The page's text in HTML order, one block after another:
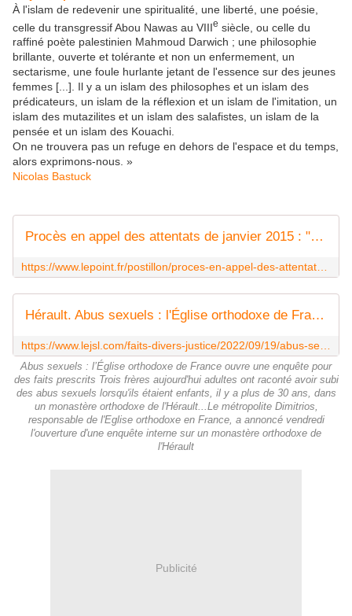
À l'islam de redevenir une spiritualité, une liberté, une poésie,
celle du transgressif Abou Nawas au VIIIe siècle, ou celle du
raffiné poète palestinien Mahmoud Darwich ; une philosophie
brillante, ouverte et tolérante et non un enfermement, un
sectarisme, une foule hurlante jetant de l'essence sur des jeunes
femmes [...]. Il y a un islam des philosophes et un islam des
prédicateurs, un islam de la réflexion et un islam de l'imitation, un
islam des mutazilites et un islam des salafistes, un islam de la
pensée et un islam des Kouachi.
On ne trouvera pas un refuge en dehors de l'espace et du temps,
alors exprimons-nous. »
Nicolas Bastuck
Procès en appel des attentats de janvier 2015 : " Mon accusé s'appelle Religion "
https://www.lepoint.fr/postillon/proces-en-appel-des-attentats-de-janvier-2015-mon-accuse-s-appelle-religion-17-10-2022-2494153_3961.php
Hérault. Abus sexuels : l'Église orthodoxe de France ouvre une enquête pour des faits prescrits
https://www.lejsl.com/faits-divers-justice/2022/09/19/abus-sexuels-l-eglise-orthodoxe-de-france-ouvre-une-enquete-pour-des-faits-prescrits
Abus sexuels : l’Église orthodoxe de France ouvre une enquête pour
des faits prescrits Trois frères aujourd'hui adultes ont raconté avoir subi
des abus sexuels lorsqu'ils étaient enfants, il y a plus de 30 ans, dans
un monastère orthodoxe de l'Hérault...Le métropolite Dimitrios,
responsable de l'Eglise orthodoxe en France, a annoncé vendredi
l'ouverture d'une enquête interne sur un monastère orthodoxe de
l'Hérault
Publicité